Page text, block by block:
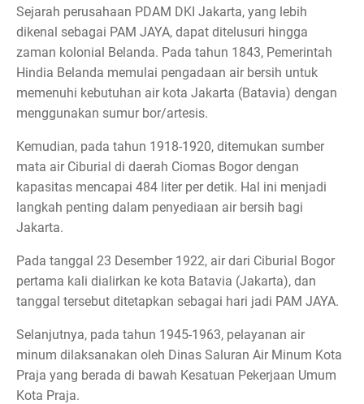
Sejarah perusahaan PDAM DKI Jakarta, yang lebih
dikenal sebagai PAM JAYA, dapat ditelusuri hingga
zaman kolonial Belanda. Pada tahun 1843, Pemerintah
Hindia Belanda memulai pengadaan air bersih untuk
memenuhi kebutuhan air kota Jakarta (Batavia) dengan
menggunakan sumur bor/artesis.
Kemudian, pada tahun 1918-1920, ditemukan sumber
mata air Ciburial di daerah Ciomas Bogor dengan
kapasitas mencapai 484 liter per detik. Hal ini menjadi
langkah penting dalam penyediaan air bersih bagi
Jakarta.
Pada tanggal 23 Desember 1922, air dari Ciburial Bogor
pertama kali dialirkan ke kota Batavia (Jakarta), dan
tanggal tersebut ditetapkan sebagai hari jadi PAM JAYA.
Selanjutnya, pada tahun 1945-1963, pelayanan air
minum dilaksanakan oleh Dinas Saluran Air Minum Kota
Praja yang berada di bawah Kesatuan Pekerjaan Umum
Kota Praja.